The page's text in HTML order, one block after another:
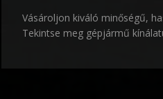
Vásároljon kiváló minőségű,
Tekintse meg gépjármű